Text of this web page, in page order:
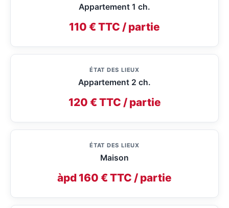
Appartement 1 ch.
110 € TTC / partie
ÉTAT DES LIEUX
Appartement 2 ch.
120 € TTC / partie
ÉTAT DES LIEUX
Maison
àpd 160 € TTC / partie